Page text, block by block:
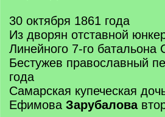
30 октября 1861 года
Из дворян отставной
Линейного 7-го батальона
Бестужев православный
года
Самарская купеческая
Ефимова Зарубалова